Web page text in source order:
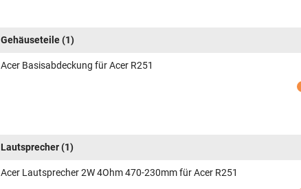
Gehäuseteile(1)
Acer Basisabdeckung für Acer R251
Lautsprecher(1)
Acer Lautsprecher 2W 4Ohm 470-230mm für Acer R251